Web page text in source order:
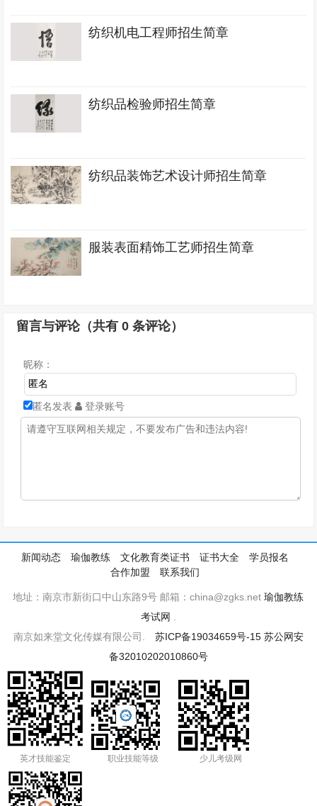
纺织机电工程师招生简章
纺织品检验师招生简章
纺织品装饰艺术设计师招生简章
服装表面精饰工艺师招生简章
留言与评论（共有0 条评论）
昵称：
匿名发表 登录账号
新闻动态 瑜伽教练 文化教育类证书 证书大全
学员报名
合作加盟
联系我们
地址：南京市新街口中山东路9号 邮箱：china@zgks.net瑜伽教练
考试网
南京如来堂文化传媒有限公司. 苏ICP备19034659号-15 苏公网安
备32010202010860号
英才技能鉴定 职业技能等级 少儿考级网